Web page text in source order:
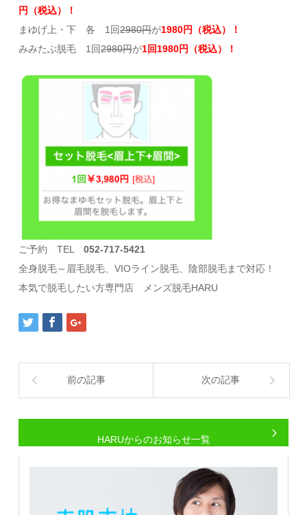
円（税込）！
まゆげ上・下 各 1回2980円が1980円（税込）！
みみたぶ脱毛 1回2980円が1回1980円（税込）！
ご予約 TEL052-717-5421
全身脱毛～眉毛脱毛、VIOライン脱毛、陰部脱毛まで対応！
本気で脱毛したい方専門店 メンズ脱毛HARU
前の記事 次の記事
HARUからのお知らせ一覧